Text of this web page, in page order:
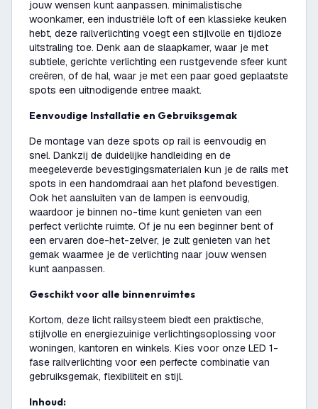
jouw wensen kunt aanpassen. minimalistische
woonkamer, een industriële loft of een klassieke keuken
hebt, deze railverlichting voegt een stijlvolle en tijdloze
uitstraling toe. Denk aan de slaapkamer, waar je met
subtiele, gerichte verlichting een rustgevende sfeer kunt
creëren, of de hal, waar je met een paar goed geplaatste
spots een uitnodigende entree maakt.
Eenvoudige Installatie en Gebruiksgemak
De montage van deze spots op rail is eenvoudig en
snel. Dankzij de duidelijke handleiding en de
meegeleverde bevestigingsmaterialen kun je de rails met
spots in een handomdraai aan het plafond bevestigen.
Ook het aansluiten van de lampen is eenvoudig,
waardoor je binnen no-time kunt genieten van een
perfect verlichte ruimte. Of je nu een beginner bent of
een ervaren doe-het-zelver, je zult genieten van het
gemak waarmee je de verlichting naar jouw wensen
kunt aanpassen.
Geschikt voor alle binnenruimtes
Kortom, deze licht railsysteem biedt een praktische,
stijlvolle en energiezuinige verlichtingsoplossing voor
woningen, kantoren en winkels. Kies voor onze LED 1-
fase railverlichting voor een perfecte combinatie van
gebruiksgemak, flexibiliteit en stijl.
Inhoud: